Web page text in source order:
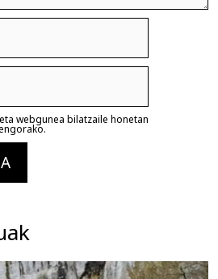
webgunea bilatzaile honetan